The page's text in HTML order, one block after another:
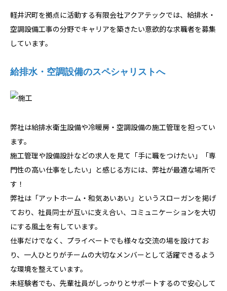
軽井沢町を拠点に活動する有限会社アクアテックでは、給排水・
空調設備工事の分野でキャリアを築きたい意欲的な求職者を募集
しています。
給排水・空調設備のスペシャリストへ
弊社は給排水衛生設備や冷暖房・空調設備の施工管理を担ってい
ます。
施工管理や設備設計などの求人を見て「手に職をつけたい」「専
門性の高い仕事をしたい」と感じる方には、弊社が最適な場所で
す！
弊社は「アットホーム・和気あいあい」というスローガンを掲げ
ており、社員同士が互いに支え合い、コミュニケーションを大切
にする風土を有しています。
仕事だけでなく、プライベートでも様々な交流の場を設けてお
り、一人ひとりがチームの大切なメンバーとして活躍できるよう
な環境を整えています。
未経験者でも、先輩社員がしっかりとサポートするので安心して